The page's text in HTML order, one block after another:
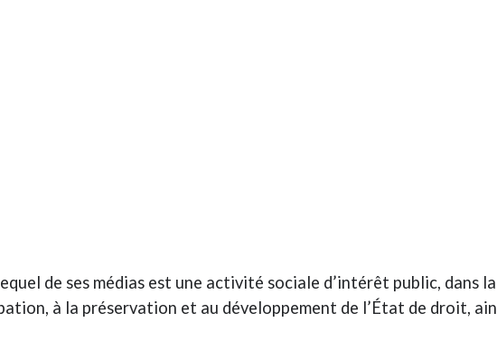
de ses médias est une activité sociale d’intérêt public, dans
à la préservation et au développement de l’État de droit,